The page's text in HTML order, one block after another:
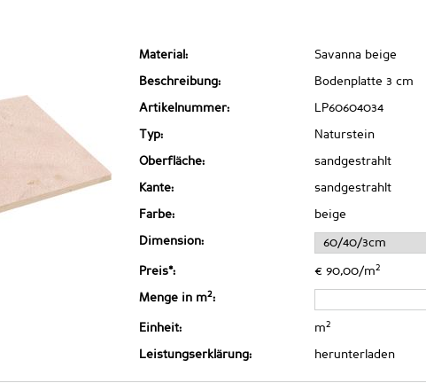
Material: Savanna beige
Beschreibung: Bodenplatte 3 cm
Artikelnummer: LP60604034
Typ: Naturstein
Oberfläche: sandgestrahlt
Kante: sandgestrahlt
Farbe: beige
Dimension:
Preis*: € 90,00/m2
Menge in m2:
Einheit: m2
Leistungserklärung: herunterladen